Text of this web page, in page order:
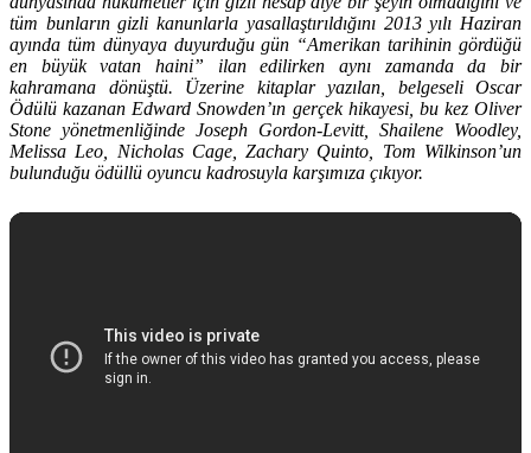
tüm bunların gizli kanunlarla yasallaştırıldığını 2013 yılı Haziran
ayında tüm dünyaya duyurduğu gün “Amerikan tarihinin gördüğü
en büyük vatan haini” ilan edilirken aynı zamanda da bir
kahramana dönüştü. Üzerine kitaplar yazılan, belgeseli Oscar
Ödülü kazanan Edward Snowden’ın gerçek hikayesi, bu kez Oliver
Stone yönetmenliğinde Joseph Gordon-Levitt, Shailene Woodley,
Melissa Leo, Nicholas Cage, Zachary Quinto, Tom Wilkinson’un
bulunduğu ödüllü oyuncu kadrosuyla karşımıza çıkıyor.